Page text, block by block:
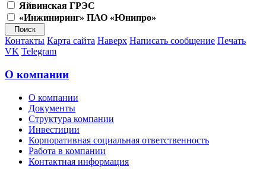
Яйвинская ГРЭС
«Инжиниринг» ПАО «Юнипро»
Контакты Карта сайта Наверх Написать сообщение Печать
VK Telegram
О компании
О компании
Документы
Структура компании
Инвестиции
Корпоративная социальная ответственность
Работа в компании
Контактная информация